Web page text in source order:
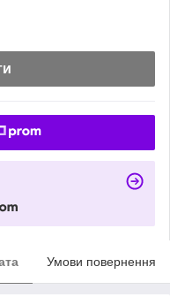
Умови повернення